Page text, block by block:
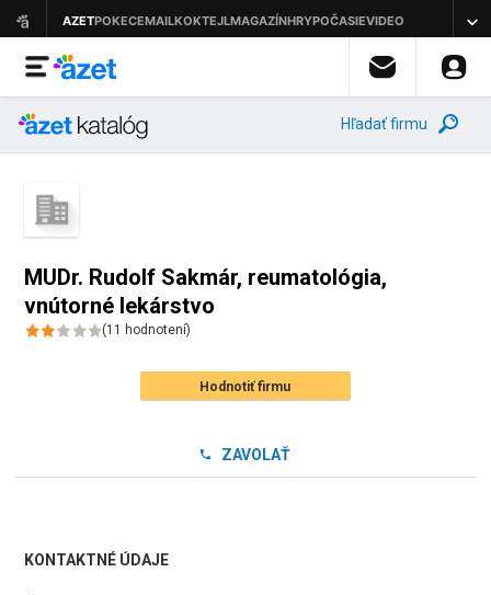
Hľadať firmu
MUDr. Rudolf Sakmár, reumatológia,
vnútorné lekárstvo
(11 hodnotení)
Hodnotiť firmu
ZAVOLAŤ
KONTAKTNÉ ÚDAJE